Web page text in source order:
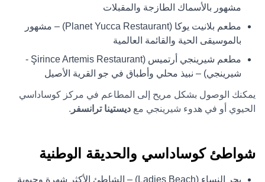
مشهور بالأسماك الطازجة والمقبلات
مطعم بلانيت يوكا (Planet Yucca Restaurant) – مشهور
بالموسيقى الحية والقائمة العالمية
مطعم شيرينجي أرتميس (Şirince Artemis Restaurant -
شيرينجي) – نبيذ محلي وأطباق في جو القرية الأصيل
يمكنك الوصول بشكل مريح إلى المطاعم في مركز كوساداسي
الحيوي أو في هدوء شيرينجي مع ديستينا ترانسفر .
شواطئ كوساداسي والحديقة الوطنية
بحر النساء (Ladies Beach) – الشاطئ الأكثر شهرة وحيوية